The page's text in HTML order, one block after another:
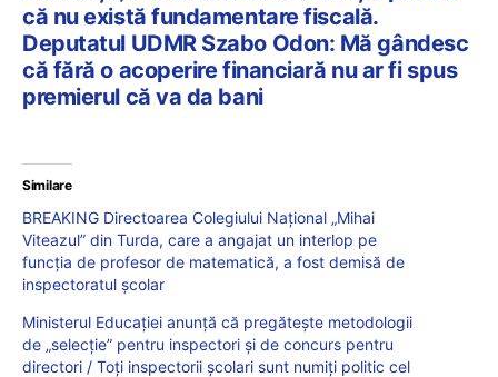
că nu există fundamentare fiscală.
Deputatul UDMR Szabo Odon: Mă gândesc
că fără o acoperire financiară nu ar fi spus
premierul că va da bani
Similare
BREAKING Directoarea Colegiului Național „Mihai
Viteazul” din Turda, care a angajat un interlop pe
funcția de profesor de matematică, a fost demisă de
inspectoratul școlar
Ministerul Educației anunță că pregătește metodologii
de „selecție” pentru inspectori și de concurs pentru
directori / Toți inspectorii școlari sunt numiți politic cel